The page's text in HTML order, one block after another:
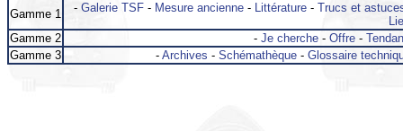
Gamme 1
- Galerie TSF- Mesure ancienne- Littérature- Trucs et
Gamme 2
- Je cherche- Offre-
Gamme 3
- Archives - Schémathèque- Glossaire